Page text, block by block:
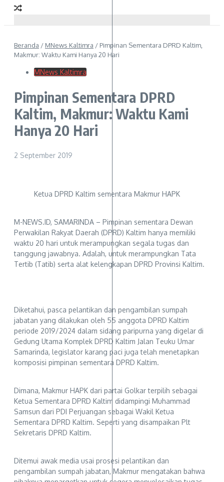
Beranda / MNews Kaltimra / Pimpinan Sementara DPRD Kaltim,
Makmur: Waktu Kami Hanya 20 Hari
MNews Kaltimra
Pimpinan Sementara DPRD
Kaltim, Makmur: Waktu Kami
Hanya 20 Hari
2 September 2019
Ketua DPRD Kaltim sementara Makmur HAPK
M-NEWS.ID, SAMARINDA – Pimpinan sementara Dewan
Perwakilan Rakyat Daerah (DPRD) Kaltim hanya memiliki
waktu 20 hari untuk merampungkan segala tugas dan
tanggung jawabnya. Adalah, untuk merampungkan Tata
Tertib (Tatib) serta alat kelengkapan DPRD Provinsi Kaltim.
Diketahui, pasca pelantikan dan pengambilan sumpah
jabatan yang dilakukan oleh 55 anggota DPRD Kaltim
periode 2019/2024 dalam sidang paripurna yang digelar di
Gedung Utama Komplek DPRD Kaltim Jalan Teuku Umar
Samarinda, legislator karang paci juga telah menetapkan
komposisi pimpinan sementara DPRD Kaltim.
Dimana, Makmur HAPK dari partai Golkar terpilih sebagai
Ketua Sementara DPRD Kaltim didampingi Muhammad
Samsun dari PDI Perjuangan sebagai Wakil Ketua
Sementara DPRD Kaltim. Seperti yang disampaikan Plt
Sekretaris DPRD Kaltim.
Ditemui awak media usai prosesi pelantikan dan
pengambilan sumpah jabatan, Makmur mengatakan bahwa